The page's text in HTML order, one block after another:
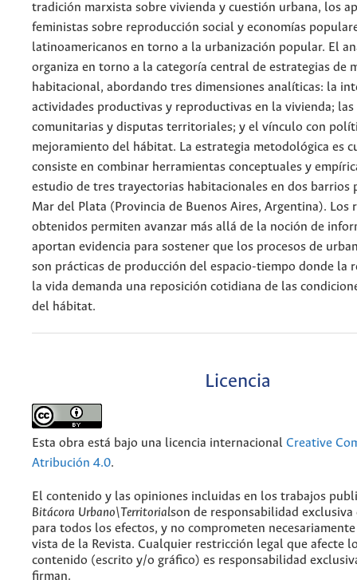
tradición marxista sobre vivienda y cuestión urbana, los
feministas sobre reproducción social y economías
latinoamericanos en torno a la urbanización popular. El
organiza en torno a la categoría central de estrategias de
habitacional, abordando tres dimensiones analíticas: la
actividades productivas y reproductivas en la vivienda; las
comunitarias y disputas territoriales; y el vínculo con
mejoramiento del hábitat. La estrategia metodológica es
consiste en combinar herramientas conceptuales y
estudio de tres trayectorias habitacionales en dos barrios
Mar del Plata (Provincia de Buenos Aires, Argentina). Los
obtenidos permiten avanzar más allá de la noción de
aportan evidencia para sostener que los procesos de
son prácticas de producción del espacio-tiempo donde la
la vida demanda una reposición cotidiana de las
del hábitat.
Licencia
Esta obra está bajo una licencia internacional Creative
Atribución 4.0.
El contenido y las opiniones incluidas en los trabajos
Bitácora Urbano\Territorialson de responsabilidad exclusiva
para todos los efectos, y no comprometen
vista de la Revista. Cualquier restricción legal que afecte
contenido (escrito y/o gráfico) es responsabilidad
firman.